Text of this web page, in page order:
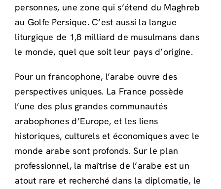
personnes, une zone qui s’étend du Maghreb
au Golfe Persique. C’est aussi la langue
liturgique de 1,8 milliard de musulmans dans
le monde, quel que soit leur pays d’origine.
Pour un francophone, l’arabe ouvre des
perspectives uniques. La France possède
l’une des plus grandes communautés
arabophones d’Europe, et les liens
historiques, culturels et économiques avec le
monde arabe sont profonds. Sur le plan
professionnel, la maîtrise de l’arabe est un
atout rare et recherché dans la diplomatie, le